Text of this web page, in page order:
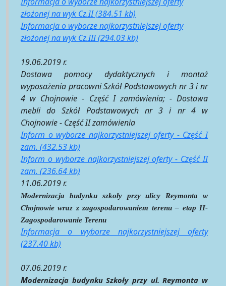
złożonej na wyk Cz.II (384.51 kb)
Informacja o wyborze najkorzystniejszej oferty
złożonej na wyk Cz.III (294.03 kb)
19.06.2019 r.
Dostawa pomocy dydaktycznych i montaż
wyposażenia pracowni Szkół Podstawowych nr 3 i nr
4 w Chojnowie - Część I zamówienia; - Dostawa
mebli do Szkół Podstawowych nr 3 i nr 4 w
Chojnowie - Część II zamówienia
Inform o wyborze najkorzystniejszej oferty - Część I
zam. (432.53 kb)
Inform o wyborze najkorzystniejszej oferty - Część II
zam. (236.64 kb)
11.06.2019 r.
Modernizacja budynku szkoły przy ulicy Reymonta w
Chojnowie wraz z zagospodarowaniem terenu – etap II-
Zagospodarowanie Terenu
Informacja o wyborze najkorzystniejszej oferty
(237.40 kb)
07.06.2019 r.
Modernizacja budynku Szkoły przy ul. Reymonta w